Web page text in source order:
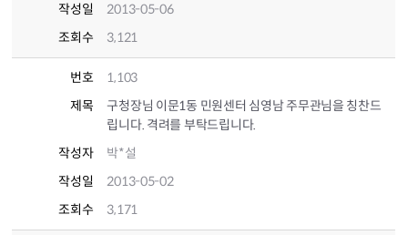
작성일
2013-05-06
조회수
3,121
번호
1,103
제목
구청장님 이문1동 민원센터 심영남 주무관님을 칭찬드
립니다. 격려를 부탁드립니다.
작성자
박*설
작성일
2013-05-02
조회수
3,171